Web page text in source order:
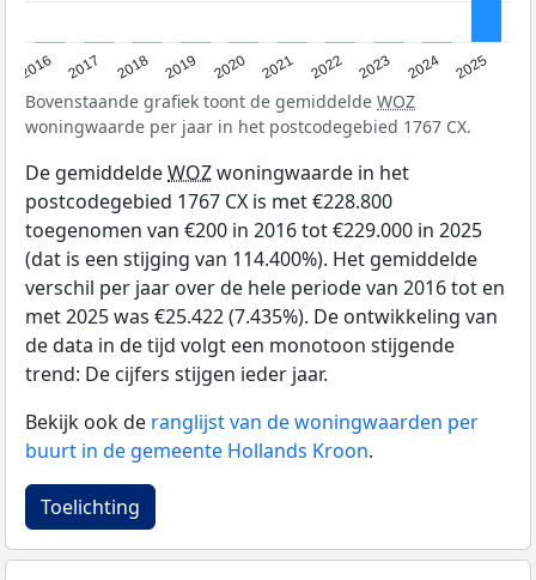
2016 2017 2018 2019 2020 2021 2022 2023 2024 2025
Bovenstaande grafiek toont de gemiddelde WOZ
woningwaarde per jaar in het postcodegebied 1767 CX.
De gemiddeldeWOZwoningwaarde in het
postcodegebied 1767 CX is met €228.800
toegenomen van €200 in 2016 tot €229.000 in 2025
(dat is een stijging van 114.400%). Het gemiddelde
verschil per jaar over de hele periode van 2016 tot en
met 2025 was €25.422 (7.435%). De ontwikkeling van
de data in de tijd volgt een monotoon stijgende
trend: De cijfers stijgen ieder jaar.
Bekijk ook de ranglijst van de woningwaarden per
buurt in de gemeente Hollands Kroon.
Toelichting